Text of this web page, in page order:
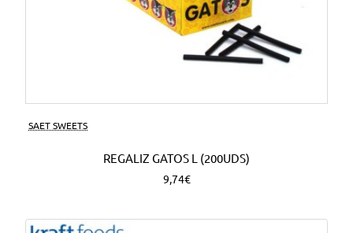
SAET SWEETS
REGALIZ GATOS L (200UDS)
9,74€